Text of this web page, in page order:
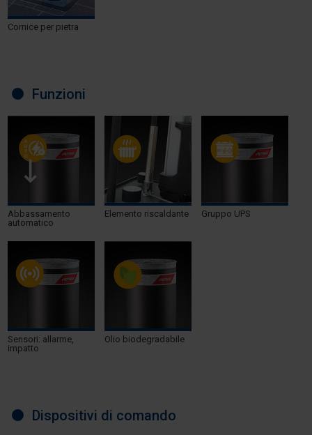
Cornice per pietra
Funzioni
Abbassamento
automatico
Elemento riscaldante Gruppo UPS
Sensori: allarme,
impatto
Olio biodegradabile
Dispositivi di comando